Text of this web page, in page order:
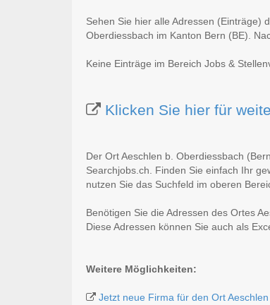
Sehen Sie hier alle Adressen (Einträge)
Oberdiessbach im Kanton Bern (BE).
Keine Einträge im Bereich Jobs &
Klicken Sie hier für
Der Ort Aeschlen b. Oberdiessbach
Searchjobs.ch. Finden Sie einfach Ihr
nutzen Sie das Suchfeld im oberen
Benötigen Sie die Adressen des Ortes
Diese Adressen können Sie auch als
Weitere Möglichkeiten:
Jetzt neue Firma für den Ort